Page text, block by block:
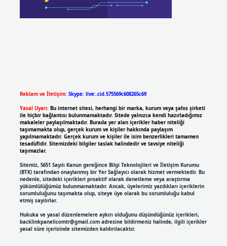
Reklam ve İletişim: Skype: live:.cid.575569c608265c69
Yasal Uyarı: Bu internet sitesi, herhangi bir marka, kurum veya şahıs şirketi
ile hiçbir bağlantısı bulunmamaktadır. Sitede yalnızca kendi hazırladığımız
makaleler paylaşılmaktadır. Burada yer alan içerikler haber niteliği
taşımamakta olup, gerçek kurum ve kişiler hakkında paylaşım
yapılmamaktadır. Gerçek kurum ve kişiler ile isim benzerlikleri tamamen
tesadüfidir. Sitemizdeki bilgiler taslak halindedir ve tavsiye niteliği
taşımazlar.
Sitemiz, 5651 Sayılı Kanun gereğince Bilgi Teknolojileri ve İletişim Kurumu
(BTK) tarafından onaylanmış bir Yer Sağlayıcı olarak hizmet vermektedir. Bu
nedenle, sitedeki içerikleri proaktif olarak denetleme veya araştırma
yükümlülüğümüz bulunmamaktadır. Ancak, üyelerimiz yazdıkları içeriklerin
sorumluluğunu taşımakta olup, siteye üye olarak bu sorumluluğu kabul
etmiş sayılırlar.
Hukuka ve yasal düzenlemelere aykırı olduğunu düşündüğünüz içerikleri,
backlinkpanelicomtr@gmail.comadresine bildirmeniz halinde, ilgili içerikler
yasal süre içerisinde sitemizden kaldırılacaktır.